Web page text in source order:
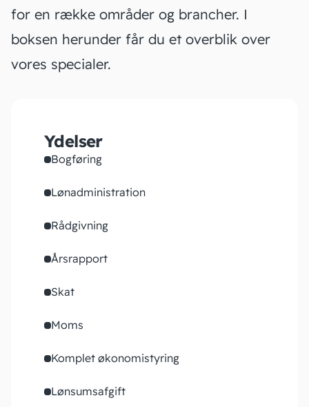
for en række områder og brancher. I
boksen herunder får du et overblik over
vores specialer.
Ydelser
Bogføring
Lønadministration
Rådgivning
Årsrapport
Skat
Moms
Komplet økonomistyring
Lønsumsafgift